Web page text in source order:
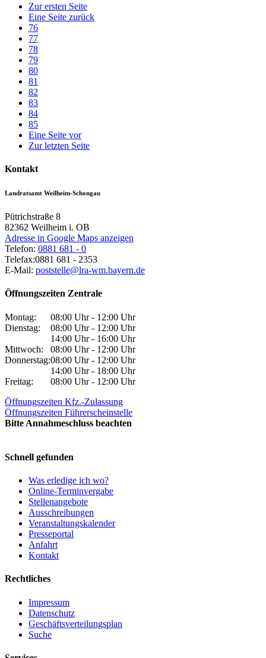
Zur ersten Seite
Eine Seite zurück
76
77
78
79
80
81
82
83
84
85
Eine Seite vor
Zur letzten Seite
Kontakt
Landratsamt Weilheim-Schongau
Pütrichstraße 8
82362 Weilheim i. OB
Adresse in Google Maps anzeigen
Telefon: 0881 681 - 0
Telefax:0881 681 - 2353
E-Mail: poststelle@lra-wm.bayern.de
Öffnungszeiten Zentrale
Montag:
08:00 Uhr - 12:00 Uhr
Dienstag:
08:00 Uhr - 12:00 Uhr
14:00 Uhr - 16:00 Uhr
Mittwoch:
08:00 Uhr - 12:00 Uhr
Donnerstag:08:00 Uhr - 12:00 Uhr
14:00 Uhr - 18:00 Uhr
Freitag:
08:00 Uhr - 12:00 Uhr
Öffnungszeiten Kfz.-Zulassung
Öffnungszeiten Führerscheinstelle
Bitte Annahmeschluss beachten
Schnell gefunden
Was erledige ich wo?
Online-Terminvergabe
Stellenangebote
Ausschreibungen
Veranstaltungskalender
Presseportal
Anfahrt
Kontakt
Rechtliches
Impressum
Datenschutz
Geschäftsverteilungsplan
Suche